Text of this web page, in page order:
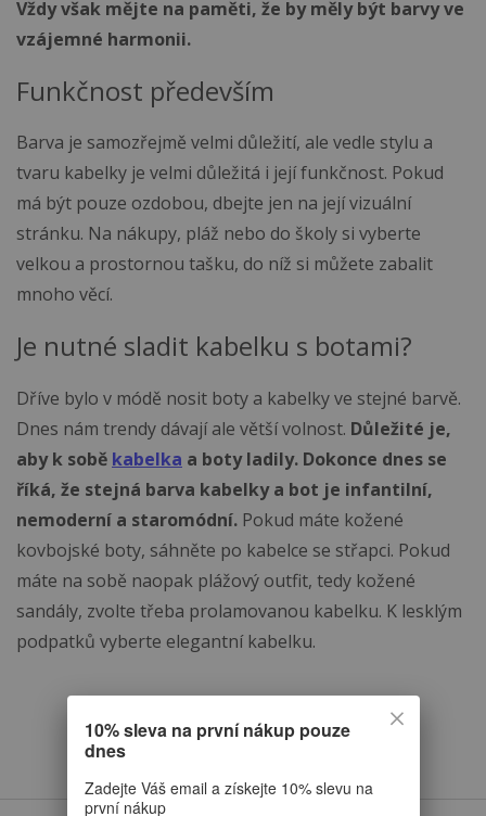
Vždy však mějte na paměti, že by měly být barvy ve
vzájemné harmonii.
Funkčnost především
Barva je samozřejmě velmi důležití, ale vedle stylu a
tvaru kabelky je velmi důležitá i její funkčnost. Pokud
má být pouze ozdobou, dbejte jen na její vizuální
stránku. Na nákupy, pláž nebo do školy si vyberte
velkou a prostornou tašku, do níž si můžete zabalit
mnoho věcí.
Je nutné sladit kabelku s botami?
Dříve bylo v módě nosit boty a kabelky ve stejné barvě.
Dnes nám trendy dávají ale větší volnost. Důležité je,
aby k sobě kabelka a boty ladily. Dokonce dnes se
říká, že stejná barva kabelky a bot je infantilní,
nemoderní a staromódní. Pokud máte kožené
kovbojské boty, sáhněte po kabelce se střapci. Pokud
máte na sobě naopak plážový outfit, tedy kožené
sandály, zvolte třeba prolamovanou kabelku. K lesklým
podpatků vyberte elegantní kabelku.
10% sleva na první nákup pouze
dnes
Zadejte Váš email a získejte 10% slevu na
první nákup